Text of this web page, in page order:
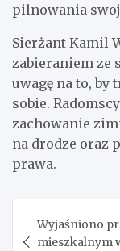
pilnowania
Sierżant Kamil
zabieraniem ze
uwagę na to,
sobie.
zachowanie
na drodze oraz
prawa.
wpisu
Wyjaśniono
mieszkalnym